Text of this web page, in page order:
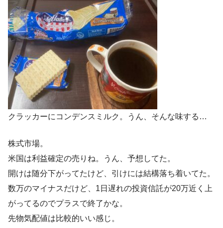
クラッカーにコンデンスミルク。うん、そんな味する…
株式市場。
米国は利益確定の売りね。うん、予想してた。
開けは随分下がってたけど、引けには結構落ち着いてた。
数万のマイナスだけど、1日遅れの投資信託が20万近く上
がってるのでプラスで終了かな。
先物気配値は比較的いい感じ。